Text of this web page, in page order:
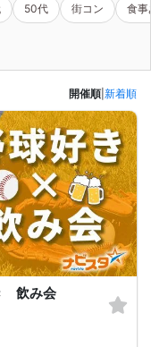
50代 街コン 食事
開催順 新着順
飲み会